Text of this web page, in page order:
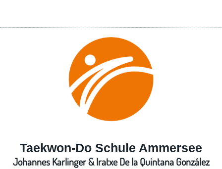
Taekwon-Do Schule Ammersee
Johannes Karlinger & Iratxe De la Quintana González